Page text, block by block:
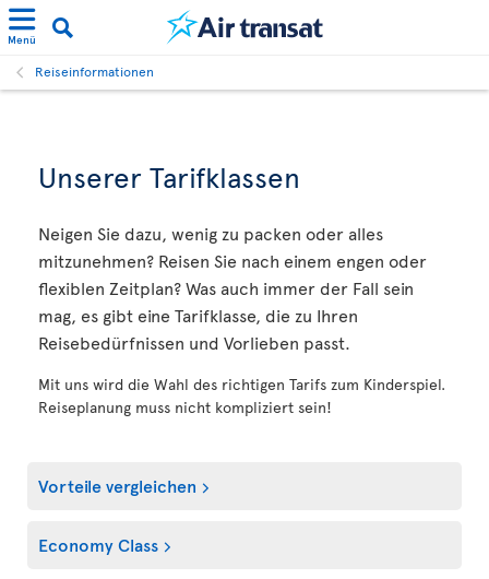
Menü
Reiseinformationen
Unserer Tarifklassen
Neigen Sie dazu, wenig zu packen oder alles
mitzunehmen? Reisen Sie nach einem engen oder
flexiblen Zeitplan? Was auch immer der Fall sein
mag, es gibt eine Tarifklasse, die zu Ihren
Reisebedürfnissen und Vorlieben passt.
Mit uns wird die Wahl des richtigen Tarifs zum Kinderspiel.
Reiseplanung muss nicht kompliziert sein!
Vorteile vergleichen
Economy Class